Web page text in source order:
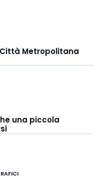
Metropolitana
una piccola